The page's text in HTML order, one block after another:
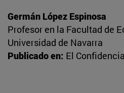
Germán López Espinosa
Profesor en la Facultad de
Universidad de Navarra
Publicado en: El